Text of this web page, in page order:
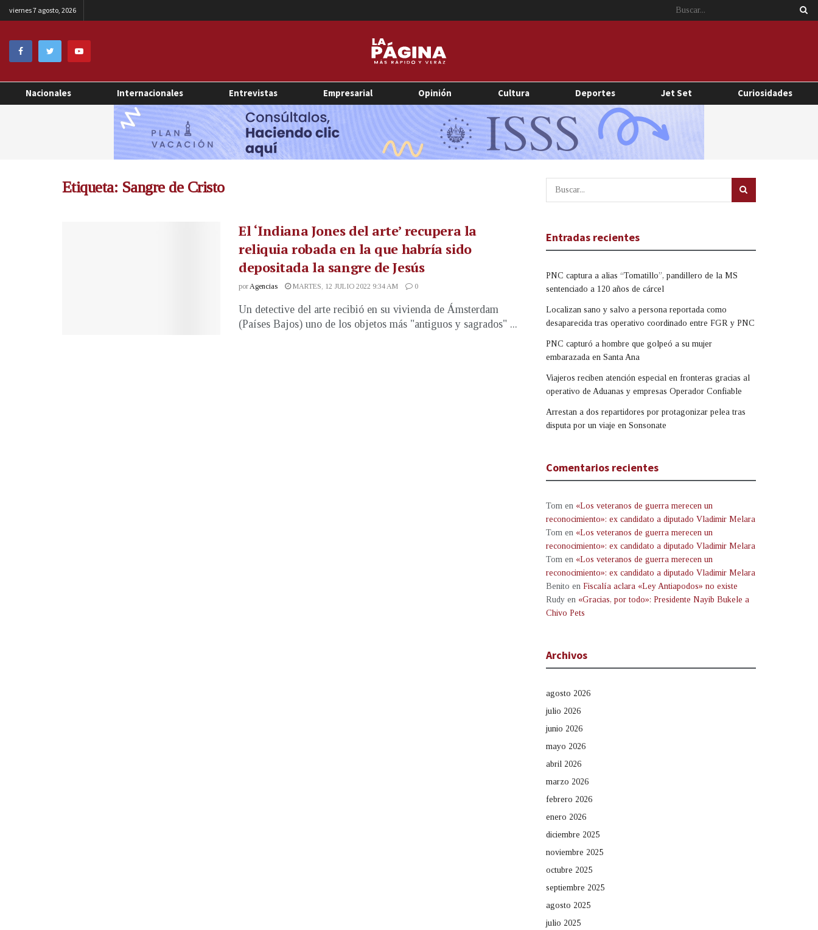
viernes 7 agosto, 2026
Nacionales Internacionales Entrevistas Empresarial Opinión Cultura Deportes Jet Set Curiosidades
Etiqueta: Sangre de Cristo
El ‘Indiana Jones del arte’ recupera la
reliquia robada en la que habría sido
depositada la sangre de Jesús
porAgencias MARTES, 12 JULIO 2022 9:34 AM 0
Un detective del arte recibió en su vivienda de Ámsterdam
(Países Bajos) uno de los objetos más "antiguos y sagrados" ...
Entradas recientes
PNC captura a alias “Tomatillo”, pandillero de la MS
sentenciado a 120 años de cárcel
Localizan sano y salvo a persona reportada como
desaparecida tras operativo coordinado entre FGR y PNC
PNC capturó a hombre que golpeó a su mujer
embarazada en Santa Ana
Viajeros reciben atención especial en fronteras gracias al
operativo de Aduanas y empresas Operador Confiable
Arrestan a dos repartidores por protagonizar pelea tras
disputa por un viaje en Sonsonate
Comentarios recientes
Tom en «Los veteranos de guerra merecen un
reconocimiento»: ex candidato a diputado Vladimir Melara
Tom en «Los veteranos de guerra merecen un
reconocimiento»: ex candidato a diputado Vladimir Melara
Tom en «Los veteranos de guerra merecen un
reconocimiento»: ex candidato a diputado Vladimir Melara
Benito en Fiscalía aclara «Ley Antiapodos» no existe
Rudy en «Gracias, por todo»: Presidente Nayib Bukele a
Chivo Pets
Archivos
agosto 2026
julio 2026
junio 2026
mayo 2026
abril 2026
marzo 2026
febrero 2026
enero 2026
diciembre 2025
noviembre 2025
octubre 2025
septiembre 2025
agosto 2025
julio 2025